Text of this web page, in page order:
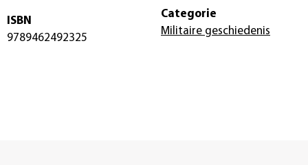
ISBN
9789462492325
Categorie
Militaire geschiedenis